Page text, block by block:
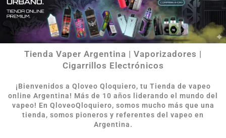
Tienda Vaper Argentina | Vaporizadores |
Cigarrillos Electrónicos
¡Bienvenidos a Qloveo Qloquiero, tu Tienda de vapeo
online Argentina! Más de 10 años liderando el mundo del
vapeo! En QloveoQloquiero, somos mucho más que una
tienda, somos pioneros y referentes del vapeo en
Argentina.